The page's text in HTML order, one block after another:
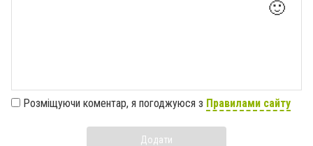
🙂
Розміщуючи коментар, я погоджуюся з Правилами сайту
Додати